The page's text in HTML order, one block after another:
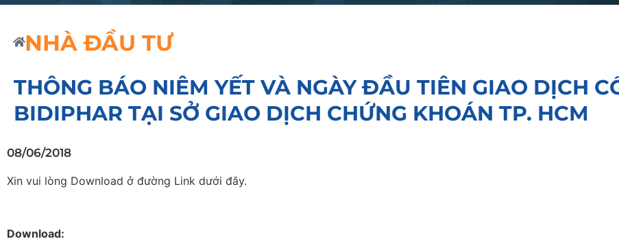
NHÀ ĐẦU TƯ
THÔNG BÁO NIÊM YẾT VÀ NGÀY ĐẦU TIÊN GIAO DỊCH
BIDIPHAR TẠI SỞ GIAO DỊCH CHỨNG KHOÁN TP. HCM
08/06/2018
Xin vui lòng Download ở đường Link dưới đây.
Download: